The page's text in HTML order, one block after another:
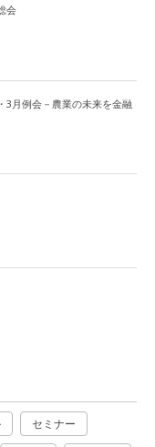
会
3月例会－農業の未来を金融
セミナー